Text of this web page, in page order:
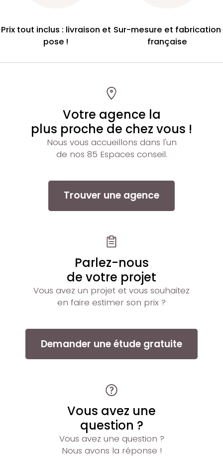
Prix tout inclus : livraison et
pose !
Sur-mesure et fabrication
française
Votre agence la
plus proche de chez vous !
Nous vous accueillons dans l'un
de nos 85 Espaces conseil.
Trouver une agence
Parlez-nous
de votre projet
Vous avez un projet et vous souhaitez
en faire estimer son prix ?
Demander une étude gratuite
Vous avez une
question ?
Vous avez une question ?
Nous avons la réponse !